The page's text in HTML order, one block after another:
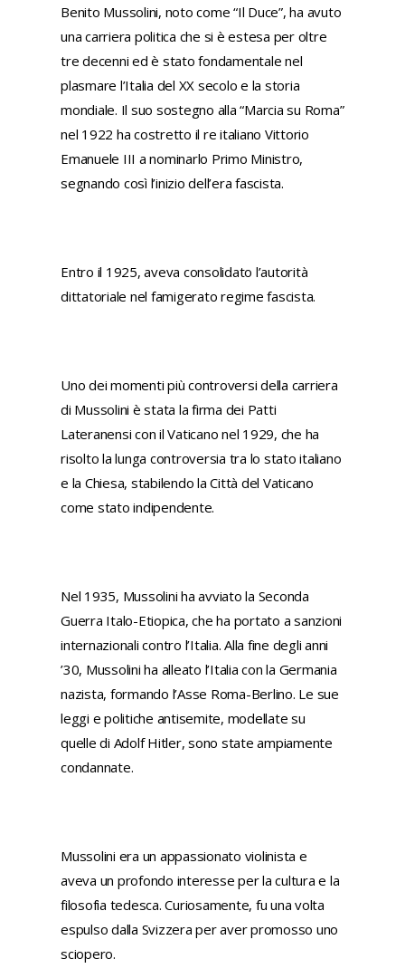
Benito Mussolini, noto come “Il Duce”, ha avuto
una carriera politica che si è estesa per oltre
tre decenni ed è stato fondamentale nel
plasmare l’Italia del XX secolo e la storia
mondiale. Il suo sostegno alla “Marcia su Roma”
nel 1922 ha costretto il re italiano Vittorio
Emanuele III a nominarlo Primo Ministro,
segnando così l’inizio dell’era fascista.
Entro il 1925, aveva consolidato l’autorità
dittatoriale nel famigerato regime fascista.
Uno dei momenti più controversi della carriera
di Mussolini è stata la firma dei Patti
Lateranensi con il Vaticano nel 1929, che ha
risolto la lunga controversia tra lo stato italiano
e la Chiesa, stabilendo la Città del Vaticano
come stato indipendente.
Nel 1935, Mussolini ha avviato la Seconda
Guerra Italo-Etiopica, che ha portato a sanzioni
internazionali contro l’Italia. Alla fine degli anni
’30, Mussolini ha alleato l’Italia con la Germania
nazista, formando l’Asse Roma-Berlino. Le sue
leggi e politiche antisemite, modellate su
quelle di Adolf Hitler, sono state ampiamente
condannate.
Mussolini era un appassionato violinista e
aveva un profondo interesse per la cultura e la
filosofia tedesca. Curiosamente, fu una volta
espulso dalla Svizzera per aver promosso uno
sciopero.